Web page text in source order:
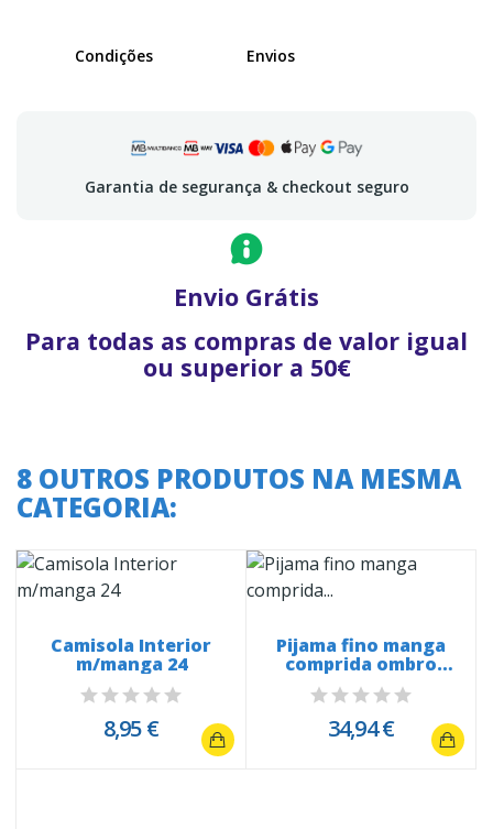
Condições Envios
Garantia de segurança & checkout seguro
Envio Grátis
Para todas as compras de valor igual
ou superior a 50€
8 OUTROS PRODUTOS NA MESMA
CATEGORIA:
Camisola Interior
m/manga 24
8,95 €
Pijama fino manga
comprida ombro
rendado e...
34,94 €